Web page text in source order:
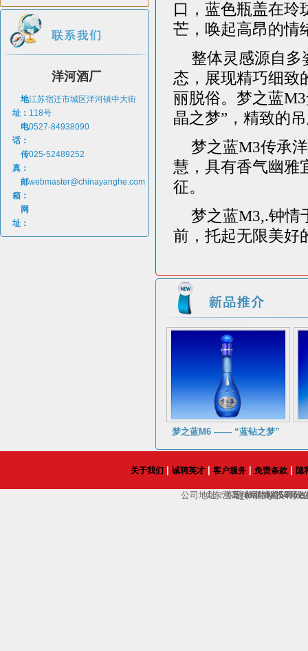
洋河酒厂
地
址：
江苏宿迁市城区洋河镇中大街
118号
电
话：
0527-84938090
传
真：
025-52489252
邮
箱：
webmaster@chinayanghe.com
网
址：
口，蓝色瓶盖在玲
芒，唤起高昂的情
整体灵感源自多
态，展现精巧细致
丽脱俗。梦之蓝
晶之梦”，精致的
梦之蓝M3传承
慧，具有香气幽雅
征。
梦之蓝M3,.钟情
前，托起无限美好
梦之蓝M6 —— “蓝钻之梦”
关于我们 诚聘英才 客户服务 免责条款 隐
©东营高科网络科技有限
公司地址：东营市淄博路65号